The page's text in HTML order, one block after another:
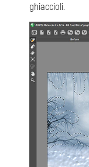
ghiaccioli.